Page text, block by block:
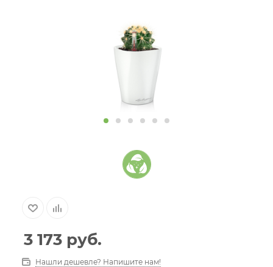
3 173 руб.
Нашли дешевле? Напишите нам!